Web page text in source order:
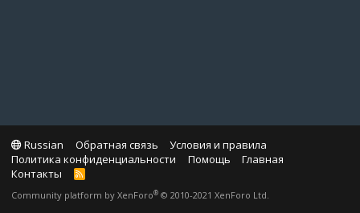
Russian Обратная связь
Условия и правила
Политика конфиденциальности
Помощь
Главная
Контакты
R
S
Community platform by XenForo® © 2010-2021 XenForo Ltd.